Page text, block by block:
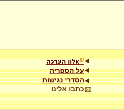
על הספריה
הסדרי נגישות
כתבו אלינו